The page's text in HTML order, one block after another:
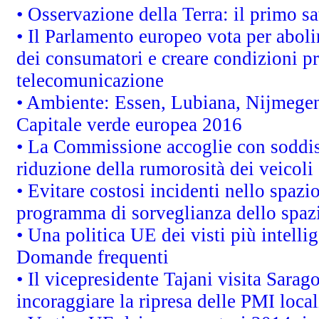
• Osservazione della Terra: il primo
• Il Parlamento europeo vota per
dei consumatori e creare condizioni
telecomunicazione
• Ambiente: Essen, Lubiana,
Capitale verde europea 2016
• La Commissione accoglie con
riduzione della rumorosità dei veicoli
• Evitare costosi incidenti nello
programma di sorveglianza dello
• Una politica UE dei visti più
Domande frequenti
• Il vicepresidente Tajani visita
incoraggiare la ripresa delle PMI